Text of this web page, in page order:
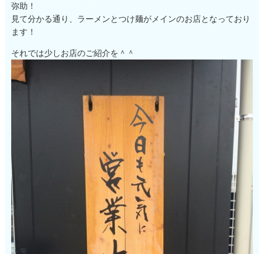
弥助！
見て分かる通り、ラーメンとつけ麺がメインのお店となっており
ます！
それでは少しお店のご紹介を＾＾